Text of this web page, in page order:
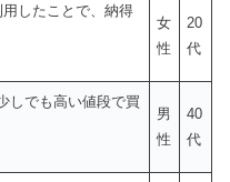
したことで、納得
女
性
20
代
しでも高い値段で買
男
性
40
代